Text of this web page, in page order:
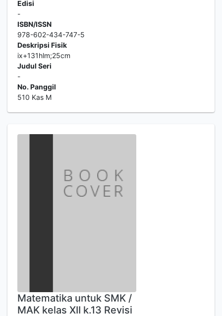
Edisi
-
ISBN/ISSN
978-602-434-747-5
Deskripsi Fisik
ix+131hlm;25cm
Judul Seri
-
No. Panggil
510 Kas M
Matematika untuk SMK /
MAK kelas XII k.13 Revisi